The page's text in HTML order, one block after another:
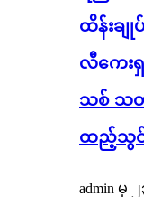
ထိန်းချု
လီကေးရှ
သစ် သတ
ထည့်သွင်
admin မှ